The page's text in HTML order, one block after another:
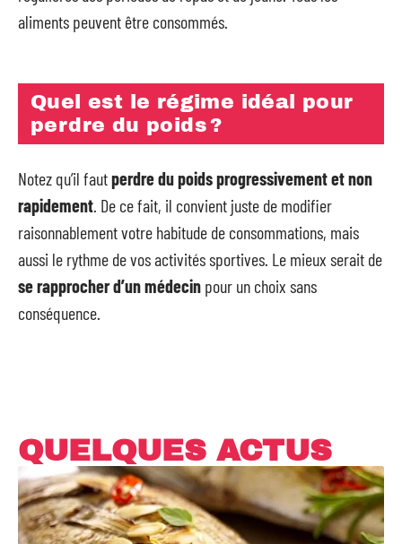
aliments peuvent être consommés.
Quel est le régime idéal pour
perdre du poids ?
Notez qu’il fautperdre du poids progressivement et non
rapidement . De ce fait, il convient juste de modifier
raisonnablement votre habitude de consommations, mais
aussi le rythme de vos activités sportives. Le mieux serait de
se rapprocher d’un médecin pour un choix sans
conséquence.
QUELQUES ACTUS